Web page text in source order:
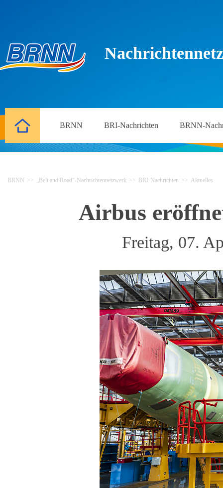
BRNN BRI-Nachrichten BRNN-
BRNN >> „Belt and Road“-Nachrichtennetzwerk >> BRI-Nachrichten >> Aktuelles
Airbus
Freitag, 07.